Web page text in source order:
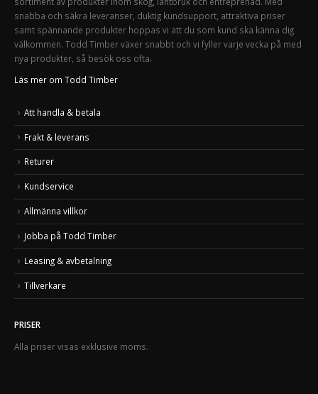
snabba och säkra leveranser, duktig kundsupport, attraktiva priser
samt spännande produkter hoppas vi att du som kund ska känna dig
välkommen. Todd Timber växer snabbt och vi fyller varje vecka på med
nya produkter, så besök oss ofta.
Läs mer om Todd Timber
Att handla & betala
Frakt & leverans
Returer
Kundservice
Allmänna villkor
Jobba på Todd Timber
Leasing & avbetalning
Tillverkare
PRISER
Alla priser visas exklusive moms.